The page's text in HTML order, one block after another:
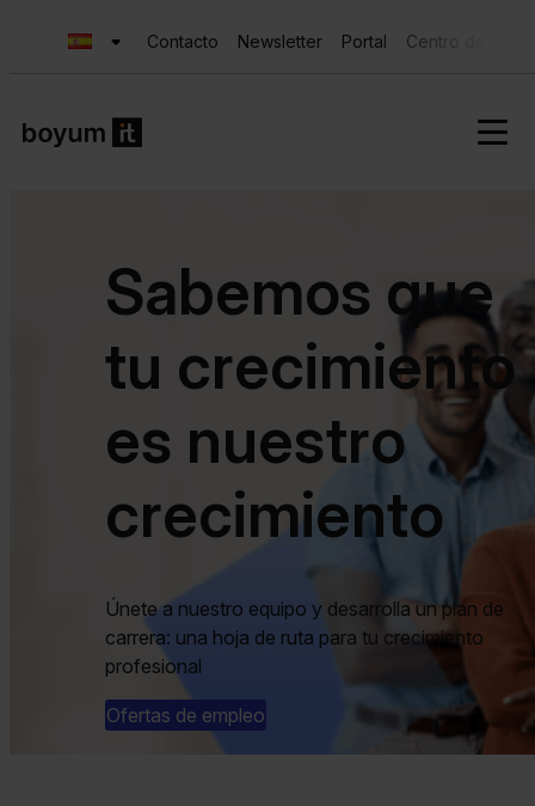
Contacto Newsletter Portal Centro de
Sabemos que
tu crecimiento
es nuestro
crecimiento
Únete a nuestro equipo y desarrolla un plan de
carrera: una hoja de ruta para tu crecimiento
profesional
Ofertas de empleo